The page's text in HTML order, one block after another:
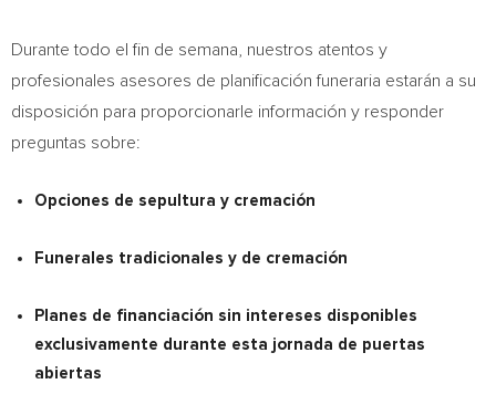
Durante todo el fin de semana, nuestros atentos y
profesionales asesores de planificación funeraria estarán a su
disposición para proporcionarle información y responder
preguntas sobre:
Opciones de sepultura y cremación
Funerales tradicionales y de cremación
Planes de financiación sin intereses disponibles
exclusivamente durante esta jornada de puertas
abiertas